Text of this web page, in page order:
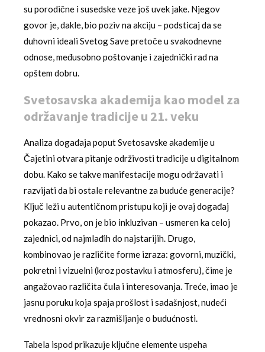
su porodične i susedske veze još uvek jake. Njegov
govor je, dakle, bio poziv na akciju – podsticaj da se
duhovni ideali Svetog Save pretoče u svakodnevne
odnose, međusobno poštovanje i zajednički rad na
opštem dobru.
Svetosavska akademija kao model za
održavanje tradicije u 21. veku
Analiza događaja poput Svetosavske akademije u
Čajetini otvara pitanje održivosti tradicije u digitalnom
dobu. Kako se takve manifestacije mogu održavati i
razvijati da bi ostale relevantne za buduće generacije?
Ključ leži u autentičnom pristupu koji je ovaj događaj
pokazao. Prvo, on je bio inkluzivan – usmeren ka celoj
zajednici, od najmlađih do najstarijih. Drugo,
kombinovao je različite forme izraza: govorni, muzički,
pokretni i vizuelni (kroz postavku i atmosferu), čime je
angažovao različita čula i interesovanja. Treće, imao je
jasnu poruku koja spaja prošlost i sadašnjost, nudeći
vrednosni okvir za razmišljanje o budućnosti.
Tabela ispod prikazuje ključne elemente uspeha